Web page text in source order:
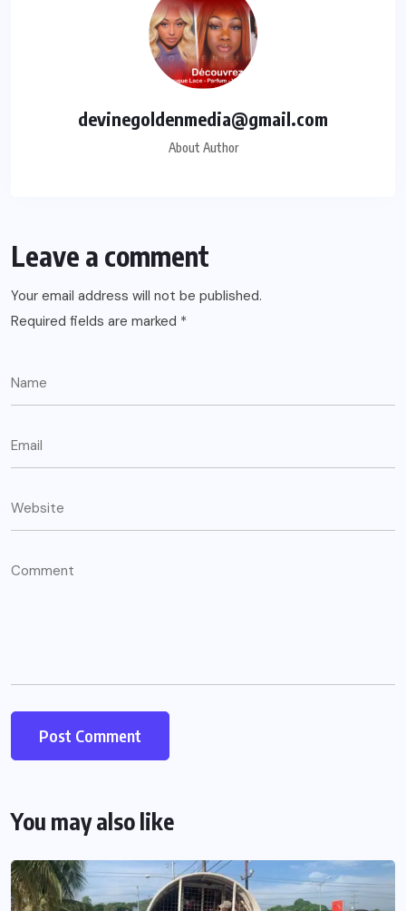
devinegoldenmedia@gmail.com
About Author
Leave a comment
Your email address will not be published.
Required fields are marked *
You may also like